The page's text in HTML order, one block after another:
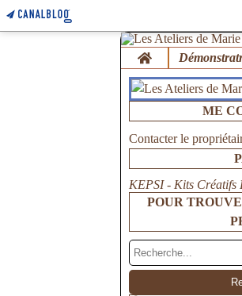
Home
ME
Contacter le
KEPSI - Kits Créatifs
POUR